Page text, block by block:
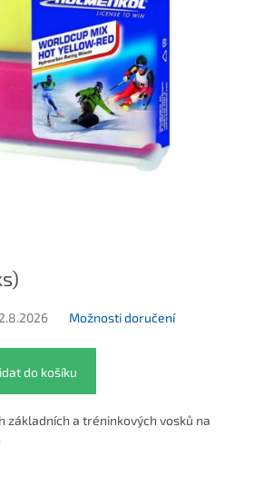
Možnosti doručení
do košíku
základních a tréninkových vosků na